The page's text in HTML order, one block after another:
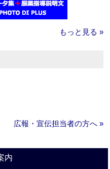
もっと見る »
広報・宣伝担当者の方へ »
内